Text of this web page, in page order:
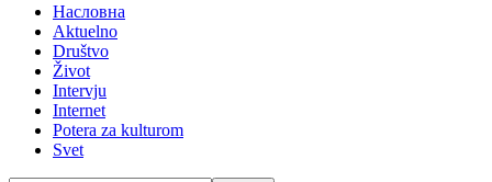
Насловна
Aktuelno
Društvo
Život
Intervju
Internet
Potera za kulturom
Svet